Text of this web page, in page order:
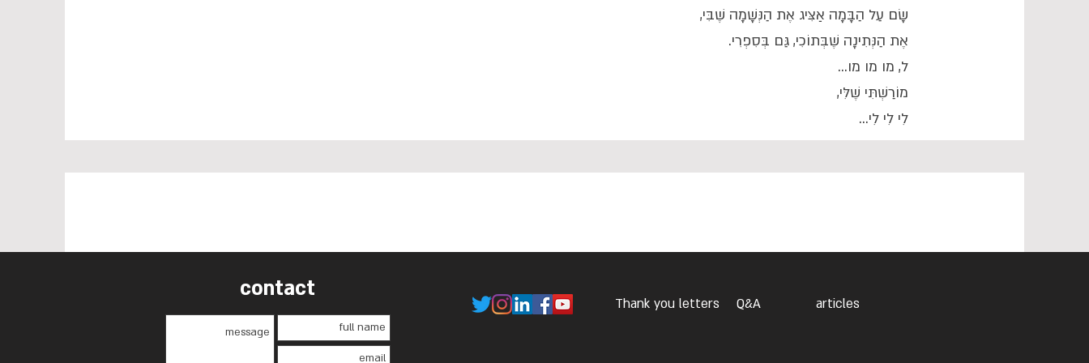
שָׂם עַל הַבָּמָה אַצִּיג אֶת הַנְּשָׁמָה שֶׁבִּי,
אֶת הַנְּתִינָה שֶׁבְּתוֹכִי, גַּם בְּסִפְרִי.
ל, מו מו מו...
מוֹרַשְׁתִּי שֶׁלִּי,
לִי לִי לִי...
contact
Thank you letters Q&A articles